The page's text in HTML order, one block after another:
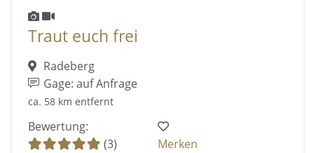
Traut euch frei
Radeberg
Gage: auf Anfrage
ca. 58 km entfernt
Bewertung:
(3)
Merken